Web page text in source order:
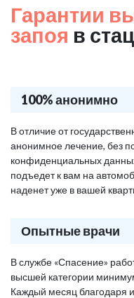
Гарантии
запоя в
100% анонимно
В отличие от
анонимное лечение, без
конфиденциальных
подъедет к вам на
наденет уже в вашей
Опытные врачи
В службе «Спасение»
высшей категории
Каждый месяц благодаря